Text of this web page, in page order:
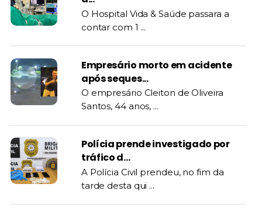
O Hospital Vida & Saúde passara a
contar com 1 ...
Empresário morto em acidente
após seques...
O empresário Cleiton de Oliveira
Santos, 44 anos, ...
Polícia prende investigado por
tráfico d...
A Polícia Civil prendeu, no fim da
tarde desta qui ...